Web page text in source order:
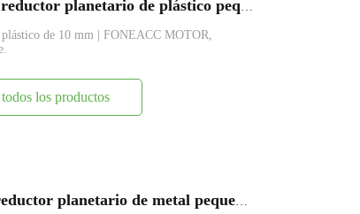
de 10 mm | FONEACC MOTOR,
los productos
PG57-997 Motor eléctrico de CC con reductor planetario de metal pequeño de 57 mm